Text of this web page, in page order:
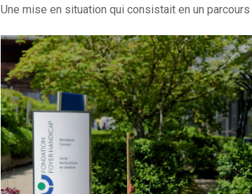
Une mise en situation qui consistait en un